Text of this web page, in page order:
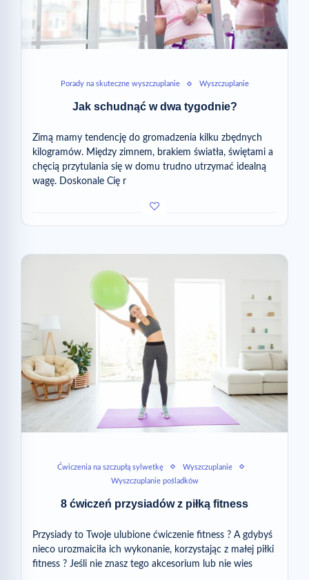
Porady na skuteczne wyszczuplanie Wyszczuplanie
Jak schudnąć w dwa tygodnie?
Zimą mamy tendencję do gromadzenia kilku zbędnych
kilogramów. Między zimnem, brakiem światła, świętami a
chęcią przytulania się w domu trudno utrzymać idealną
wagę. Doskonale Cię r
Ćwiczenia na szczupłą sylwetkę
Wyszczuplanie
Wyszczuplanie pośladków
8 ćwiczeń przysiadów z piłką fitness
Przysiady to Twoje ulubione ćwiczenie fitness ? A gdybyś
nieco urozmaiciła ich wykonanie, korzystając z małej piłki
fitness ? Jeśli nie znasz tego akcesorium lub nie wies